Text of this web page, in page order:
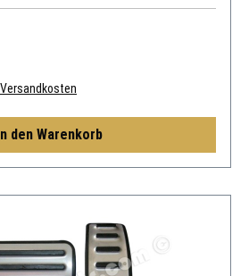
den Warenkorb